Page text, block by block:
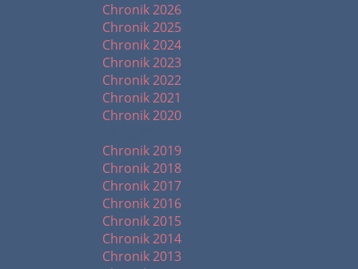
Chronik 2026
Chronik 2025
Chronik 2024
Chronik 2023
Chronik 2022
Chronik 2021
Chronik 2020
Chronik 2019
Chronik 2018
Chronik 2017
Chronik 2016
Chronik 2015
Chronik 2014
Chronik 2013